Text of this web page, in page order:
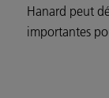
Hanard peut
importantes